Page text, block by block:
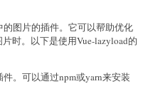
的图片的插件。它可以帮助优化
时。以下是使用Vue-lazyload的
。可以通过npm或yarn来安装